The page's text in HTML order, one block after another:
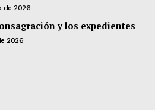
de 2026
y los expedientes
2026